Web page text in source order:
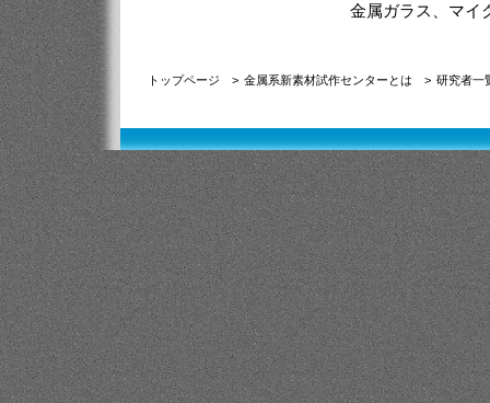
金属ガラス、マイ
トップページ > 金属系新素材試作センターとは > 研究者一